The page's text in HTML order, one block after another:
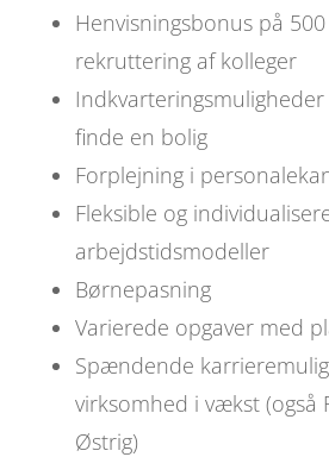
Henvisningsbonus på
rekruttering af kolleger
finde en bolig
Forplejning i
Fleksible og
arbejdstidsmodeller
Børnepasning
Varierede opgaver med
Spændende
virksomhed i vækst (også
Østrig)